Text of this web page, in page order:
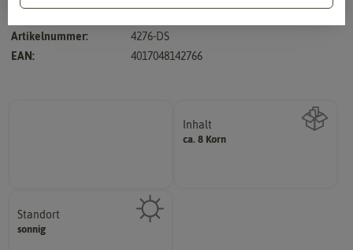
Artikelnummer:
4276-DS
EAN:
4017048142766
Inhalt
ca. 8 KornWie viel ist enthalten
Standort
sonnig
Pflanze? (schattig, halbschattig,
sonnig, vollsonnig)